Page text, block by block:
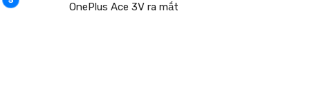
OnePlus Ace 3V ra mắt